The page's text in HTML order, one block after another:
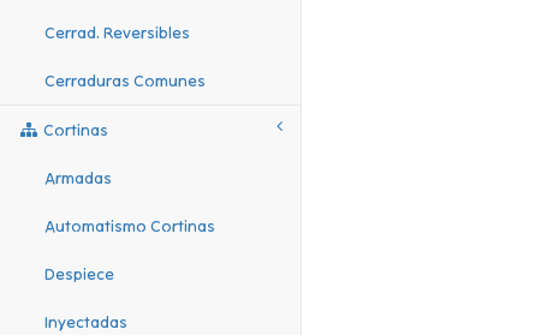
Cerrad. Reversibles
Cerraduras Comunes
Cortinas
Armadas
Automatismo Cortinas
Despiece
Inyectadas